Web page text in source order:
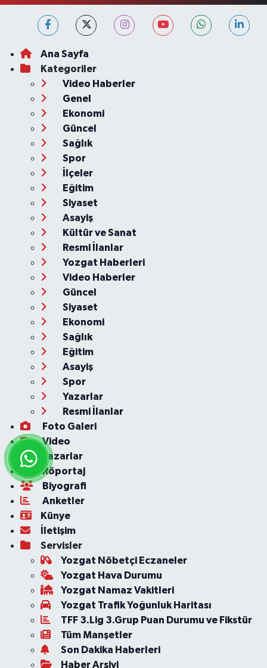
Ana Sayfa
Kategoriler
Video Haberler
Genel
Ekonomi
Güncel
Sağlık
Spor
İlçeler
Eğitim
Siyaset
Asayiş
Kültür ve Sanat
Resmi İlanlar
Yozgat Haberleri
Video Haberler
Güncel
Siyaset
Ekonomi
Sağlık
Eğitim
Asayiş
Spor
Yazarlar
Resmi İlanlar
Foto Galeri
Video
Yazarlar
Röportaj
Biyografi
Anketler
Künye
İletişim
Servisler
Yozgat Nöbetçi Eczaneler
Yozgat Hava Durumu
Yozgat Namaz Vakitleri
Yozgat Trafik Yoğunluk Haritası
TFF 3.Lig 3.Grup Puan Durumu ve Fikstür
Tüm Manşetler
Son Dakika Haberleri
Haber Arşivi